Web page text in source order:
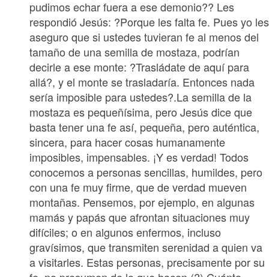
pudimos echar fuera a ese demonio?? Les
respondió Jesús: ?Porque les falta fe. Pues yo les
aseguro que si ustedes tuvieran fe al menos del
tamaño de una semilla de mostaza, podrían
decirle a ese monte: ?Trasládate de aquí para
allá?, y el monte se trasladaría. Entonces nada
sería imposible para ustedes?.La semilla de la
mostaza es pequeñísima, pero Jesús dice que
basta tener una fe así, pequeña, pero auténtica,
sincera, para hacer cosas humanamente
imposibles, impensables. ¡Y es verdad! Todos
conocemos a personas sencillas, humildes, pero
con una fe muy firme, que de verdad mueven
montañas. Pensemos, por ejemplo, en algunas
mamás y papás que afrontan situaciones muy
difíciles; o en algunos enfermos, incluso
gravísimos, que transmiten serenidad a quien va
a visitarles. Estas personas, precisamente por su